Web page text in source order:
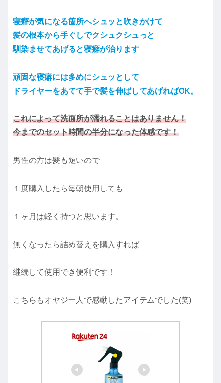
寝癖が気になる箇所へシュッと吹きかけて
髪の根本から手ぐしでクシュクシュっと
馴染ませてあげると寝癖が治ります
頑固な寝癖には多めにシュッとして
ドライヤーをあてて手で髪を伸ばしてあげればOK。
これによって洗面所が濡れることはありません！
今までのセット時間の半分になった体感です！
男性の方は髪も短いので
１度購入したら毎朝使用しても
１ヶ月は軽く持つと思います。
無くなったら詰め替えを購入すれば
継続して使用でき便利です！
こちらもオヤジ一人で感動したアイテムでした(笑)